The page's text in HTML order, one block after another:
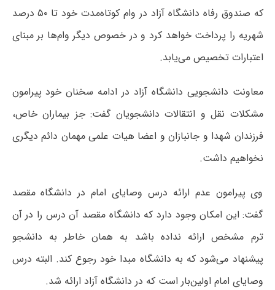
که صندوق رفاه دانشگاه آزاد در وام کوتاه‌مدت خود تا ۵۰ درصد
شهریه را پرداخت خواهد کرد و در خصوص دیگر وام‌ها بر مبنای
اعتبارات تخصیص می‌یابد.
معاونت دانشجویی دانشگاه آزاد در ادامه سخنان خود پیرامون
مشکلات نقل و انتقالات دانشجویان گفت: جز بیماران خاص،
فرزندان شهدا و جانبازان و اعضا هیات علمی مهمان دائم دیگری
نخواهیم داشت.
وی پیرامون عدم ارائه درس وصایای امام در دانشگاه مقصد
گفت: این امکان وجود دارد که دانشگاه مقصد آن درس را در آن
ترم مشخص ارائه نداده باشد به همان خاطر به دانشجو
پیشنهاد می‌شود که به دانشگاه مبدا خود رجوع کند. البته درس
وصایای امام اولین‌بار است که در دانشگاه آزاد ارائه شد.